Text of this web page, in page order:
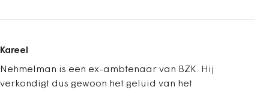
Kareel
Nehmelman is een ex-ambtenaar van BZK. Hij
verkondigt dus gewoon het geluid van het